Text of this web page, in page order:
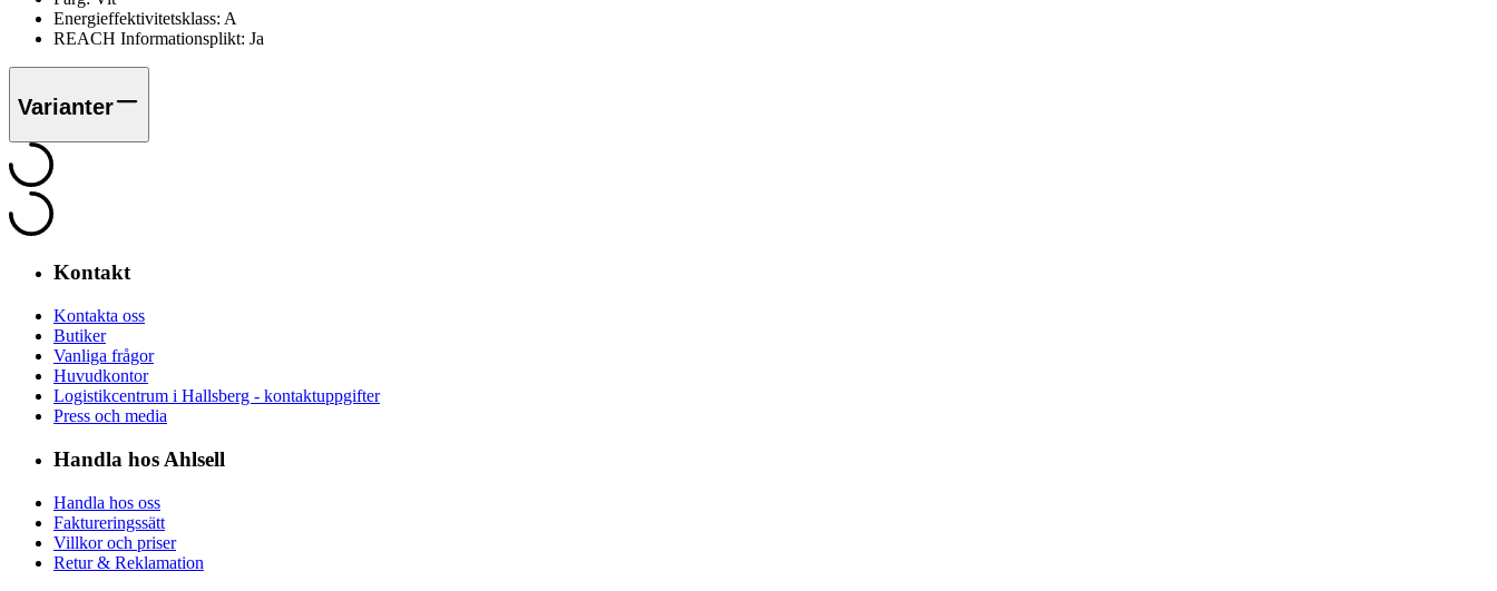
Energieffektivitetsklass: A
REACH Informationsplikt: Ja
Varianter
Kontakt
Kontakta oss
Butiker
Vanliga frågor
Huvudkontor
Logistikcentrum i Hallsberg - kontaktuppgifter
Press och media
Handla hos Ahlsell
Handla hos oss
Faktureringssätt
Villkor och priser
Retur & Reklamation